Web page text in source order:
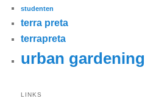
studenten
terra preta
terrapreta
urban gardening
LINKS